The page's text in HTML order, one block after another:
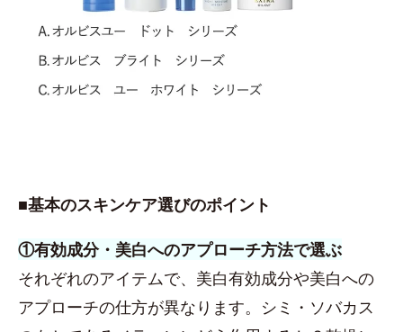
■基本のスキンケア選びのポイント
①有効成分・美白へのアプローチ方法で選ぶ
それぞれのアイテムで、美白有効成分や美白への
アプローチの仕方が異なります。シミ・ソバカス